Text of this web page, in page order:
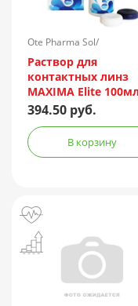
Ote Pharma Sol/
Нидерланды
Раствор для
контактных линз
MAXIMA Elite
контейнер
394.50 руб.
В корзину